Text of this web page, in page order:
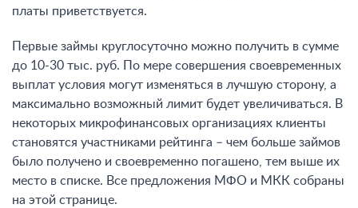
платы приветствуется.
Первые займы круглосуточно можно получить в сумме
до 10-30 тыс. руб. По мере совершения своевременных
выплат условия могут изменяться в лучшую сторону, а
максимально возможный лимит будет увеличиваться. В
некоторых микрофинансовых организациях клиенты
становятся участниками рейтинга – чем больше займов
было получено и своевременно погашено, тем выше их
место в списке. Все предложения МФО и МКК собраны
на этой странице.